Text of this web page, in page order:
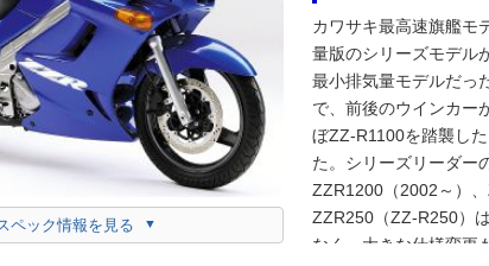
ペック情報を見る
カワサキ最高速旗艦モ
量版のシリーズモデル
最小排気量モデルだっ
で、前後のウインカー
ぼZZ-R1100を踏襲し
た。シリーズリーダー
ZZR1200（2002～）
ZZR250（ZZ-R250）
なく、大きな仕様変更